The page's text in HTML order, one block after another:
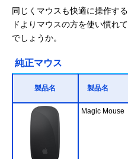
同じくマウスも快適に操作す
ドよりマウスの方を使い慣れ
でしょうか。
純正マウス
製品名 製品名
Magic Mouse